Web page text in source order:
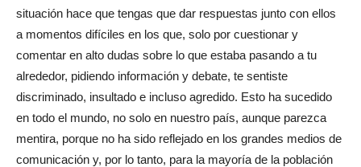
situación hace que tengas que dar respuestas junto con ellos
a momentos difíciles en los que, solo por cuestionar y
comentar en alto dudas sobre lo que estaba pasando a tu
alrededor, pidiendo información y debate, te sentiste
discriminado, insultado e incluso agredido. Esto ha sucedido
en todo el mundo, no solo en nuestro país, aunque parezca
mentira, porque no ha sido reflejado en los grandes medios de
comunicación y, por lo tanto, para la mayoría de la población